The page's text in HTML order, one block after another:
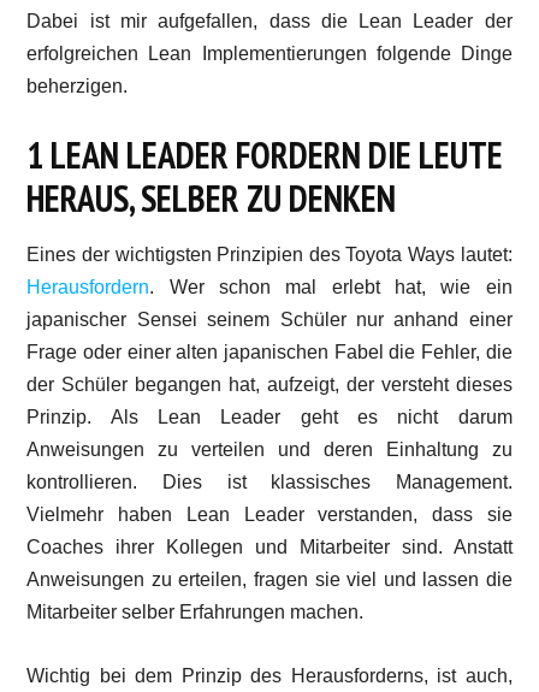
Dabei ist mir aufgefallen, dass die Lean Leader der
erfolgreichen Lean Implementierungen folgende Dinge
beherzigen.
1 LEAN LEADER FORDERN DIE LEUTE
HERAUS, SELBER ZU DENKEN
Eines der wichtigsten Prinzipien des Toyota Ways lautet:
Herausfordern. Wer schon mal erlebt hat, wie ein
japanischer Sensei seinem Schüler nur anhand einer
Frage oder einer alten japanischen Fabel die Fehler, die
der Schüler begangen hat, aufzeigt, der versteht dieses
Prinzip. Als Lean Leader geht es nicht darum
Anweisungen zu verteilen und deren Einhaltung zu
kontrollieren. Dies ist klassisches Management.
Vielmehr haben Lean Leader verstanden, dass sie
Coaches ihrer Kollegen und Mitarbeiter sind. Anstatt
Anweisungen zu erteilen, fragen sie viel und lassen die
Mitarbeiter selber Erfahrungen machen.
Wichtig bei dem Prinzip des Herausforderns, ist auch,